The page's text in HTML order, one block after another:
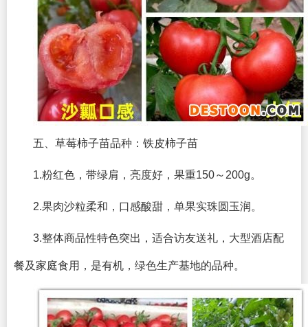
五、草莓柿子苗品种：铁皮柿子苗
1.粉红色，带绿肩，亮度好，果重150～200g。
2.果肉沙粒柔和，口感酸甜，单果实珠圆玉润。
3.整体商品性特色突出，适合访友送礼，大型酒店配
餐及家庭食用，是有机，绿色生产基地的品种。